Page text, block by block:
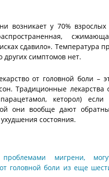
возникает у 70%
сдавило». Температура
других симптомов нет.
от головной боли –
Традиционные лекарства
кеторол)
они вообще дают
состояния.